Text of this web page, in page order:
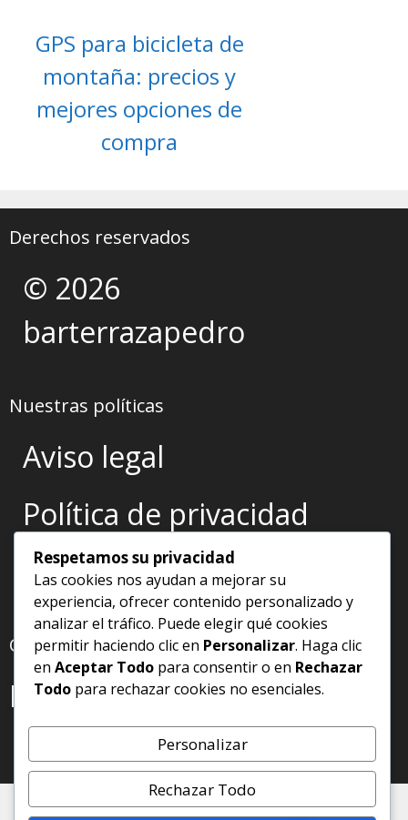
GPS para bicicleta de
montaña: precios y
mejores opciones de
compra
Derechos reservados
© 2026
barterrazapedro
Nuestras políticas
Aviso legal
Política de privacidad
Política de Cookies
CONTACTO
Escríbeme
Respetamos su privacidad
Las cookies nos ayudan a mejorar su
experiencia, ofrecer contenido personalizado y
analizar el tráfico. Puede elegir qué cookies
permitir haciendo clic en Personalizar. Haga clic
en Aceptar Todo para consentir o en Rechazar
Todo para rechazar cookies no esenciales.
Personalizar
Rechazar Todo